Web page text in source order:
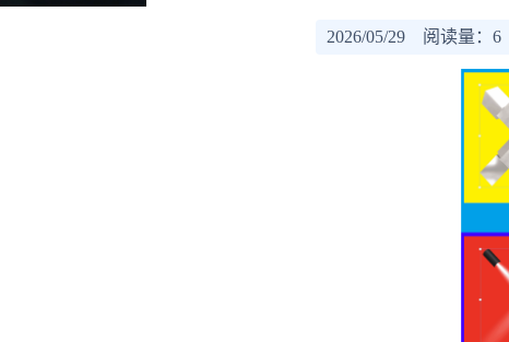
2026/05/29 阅读量： 6